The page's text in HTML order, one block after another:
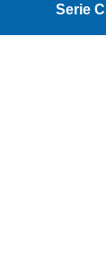
Serie C